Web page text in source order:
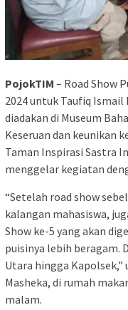
PojokTIM – Road Show
2024 untuk Taufiq
diadakan di Museum
Keseruan dan keunikan
Taman Inspirasi Sastra
menggelar kegiatan
“Setelah road show
kalangan mahasiswa,
Show ke-5 yang akan
puisinya lebih beragam.
Utara hingga Kapolsek,”
Masheka, di rumah
malam.